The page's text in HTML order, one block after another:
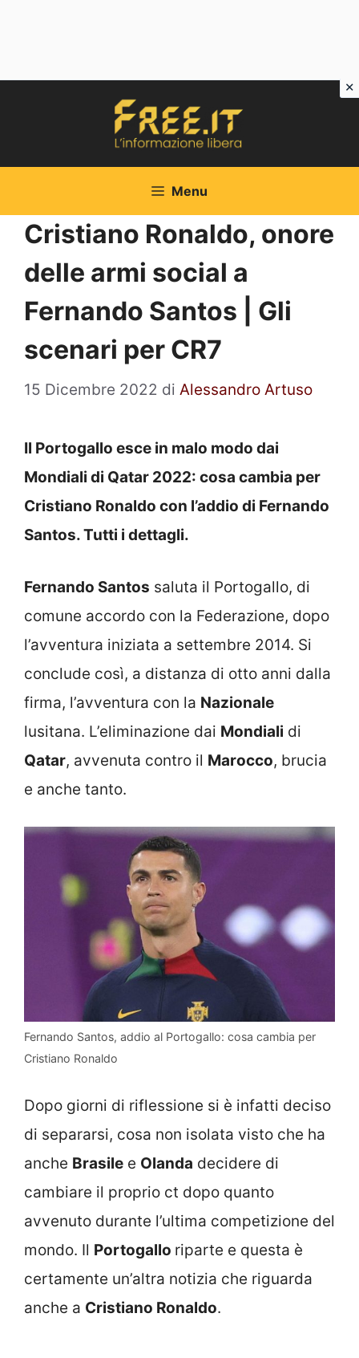
Menu
Cristiano Ronaldo, onore
delle armi social a
Fernando Santos | Gli
scenari per CR7
15 Dicembre 2022 di Alessandro Artuso
Il Portogallo esce in malo modo dai
Mondiali di Qatar 2022: cosa cambia per
Cristiano Ronaldo con l’addio di Fernando
Santos. Tutti i dettagli.
Fernando Santos saluta il Portogallo, di
comune accordo con la Federazione, dopo
l’avventura iniziata a settembre 2014. Si
conclude così, a distanza di otto anni dalla
firma, l’avventura con la Nazionale
lusitana. L’eliminazione dai Mondiali di
Qatar, avvenuta contro il Marocco, brucia
e anche tanto.
Fernando Santos, addio al Portogallo: cosa cambia per
Cristiano Ronaldo
Dopo giorni di riflessione si è infatti deciso
di separarsi, cosa non isolata visto che ha
anche Brasile e Olanda decidere di
cambiare il proprio ct dopo quanto
avvenuto durante l’ultima competizione del
mondo. Il Portogallo riparte e questa è
certamente un’altra notizia che riguarda
anche a Cristiano Ronaldo.